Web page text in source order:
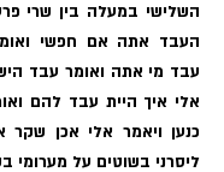
השלישי במעלה בין שרי
העבד אתה אם חפשי
עבד מי אתה ואומר עבד
אלי איך היית עבד להם
כנען ויאמר אלי אכן שקר
ליסרני בשוטים על מערומי